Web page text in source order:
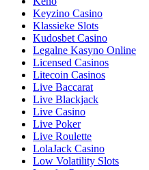
Keyzino Casino
Klassieke Slots
Kudosbet Casino
Legalne Kasyno Online
Licensed Casinos
Litecoin Casinos
Live Baccarat
Live Blackjack
Live Casino
Live Poker
Live Roulette
LolaJack Casino
Low Volatility Slots